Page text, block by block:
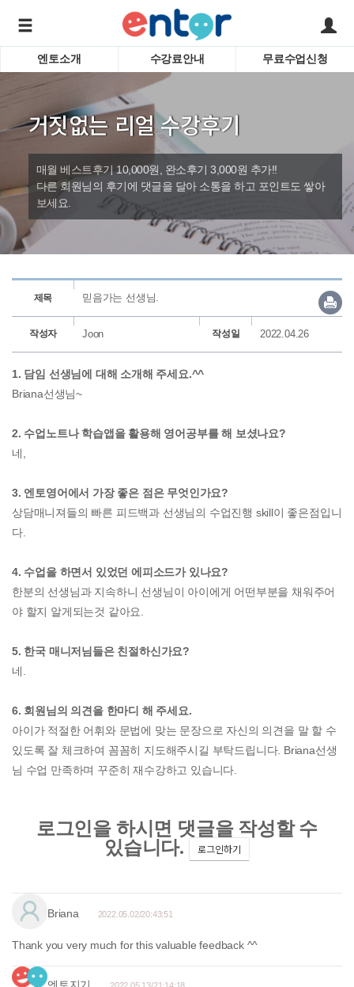
학습도우미 G1
바로가기
서비스안내
강사소개
회사소개
어린이
영자신
수업
엔토소개 수강료안내 무료수업신청
거짓없는 리얼 수강후기
매월 베스트후기 10,000원, 완소후기 3,000원 추가!!
다른 회원님의 후기에 댓글을 달아 소통을 하고 포인트도 쌓아
보세요.
제목 믿음가는 선생님.
작성자 Joon 작성일 2022.04.26
1. 담임 선생님에 대해 소개해 주세요.^^
Briana선생님~
2. 수업노트나 학습앱을 활용해 영어공부를 해 보셨나요?
네,
3. 엔토영어에서 가장 좋은 점은 무엇인가요?
상담매니져들의 빠른 피드백과 선생님의 수업진행 skill이 좋은점입니
다.
4. 수업을 하면서 있었던 에피소드가 있나요?
한분의 선생님과 지속하니 선생님이 아이에게 어떤부분을 채워주어
야 할지 알게되는것 같아요.
5. 한국 매니저님들은 친절하신가요?
네.
6. 회원님의 의견을 한마디 해 주세요.
아이가 적절한 어휘와 문법에 맞는 문장으로 자신의 의견을 말 할 수
있도록 잘 체크하여 꼼꼼히 지도해주시길 부탁드립니다. Briana선생
님 수업 만족하며 꾸준히 재수강하고 있습니다.